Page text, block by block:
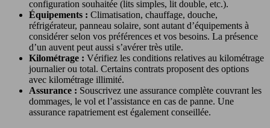
configuration souhaitée (lits simples, lit double, etc.).
Équipements : Climatisation, chauffage, douche,
réfrigérateur, panneau solaire, sont autant d’équipements à
considérer selon vos préférences et vos besoins. La présence
d’un auvent peut aussi s’avérer très utile.
Kilométrage : Vérifiez les conditions relatives au kilométrage
journalier ou total. Certains contrats proposent des options
avec kilométrage illimité.
Assurance : Souscrivez une assurance complète couvrant les
dommages, le vol et l’assistance en cas de panne. Une
assurance rapatriement est également conseillée.